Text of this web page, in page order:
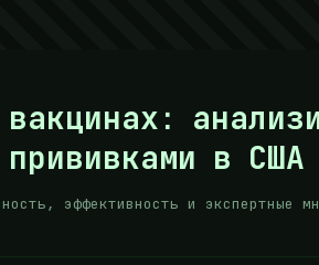
в США
эффективность и экспертные